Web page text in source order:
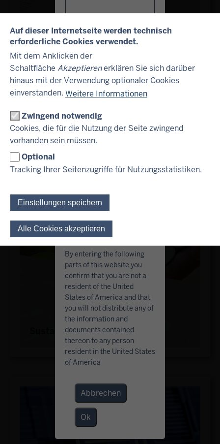
Auf dieser Internetseite werden technisch
erforderliche Cookies verwendet.
Mit dem Anklicken der
Schaltfläche Akzeptierenerklären Sie sich darüber
hinaus mit der Verwendung optionaler Cookies
einverstanden. Weitere Informationen
Zwingend notwendig
Cookies, die für die Nutzung der Seite zwingend
vorhanden sein müssen.
Optional
Tracking Ihrer Seitenzugriffe für Nutzungsstatistiken.
Einstellungen speichern
Alle Cookies akzeptieren
Rating
Sustainability
This website contains
information and documents
which are for information
purposes only. They do not
constitute an offer nor an
invitation to subscribe to or
are the information or
documents contained
thereon meant to serve as a
basis for any kind of
otherwise.
and documents are not
directed at and may not be
any person resident in the
United States of America.
By entering the following
parts of this website you
confirm that you are not a
resident of the United
States of America and that
you will not distribute any of
the information and
documents contained
thereon to any person
resident in the United States
of America
Abbrechen
Ok